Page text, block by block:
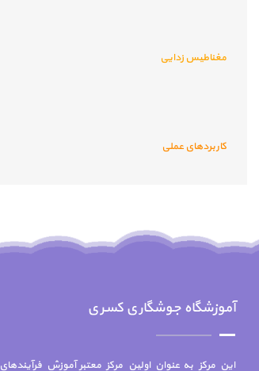
مغناطیس زدایی
کاربردهای عملی
آموزشگاه جوشگاری کسری
این مرکز به عنوان اولین مرکز معتبر آموزش فرآیندهای